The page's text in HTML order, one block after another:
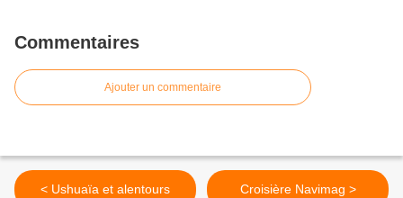
Commentaires
Ajouter un commentaire
< Ushuaïa et alentours Croisière Navimag >